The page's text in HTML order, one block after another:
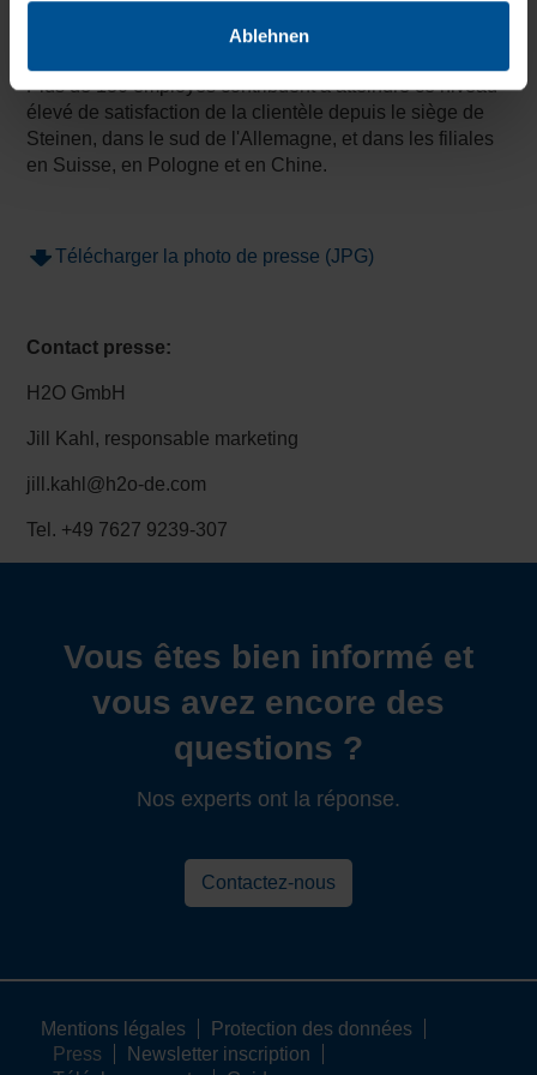
Ablehnen
Depuis l'essaimage de Mannesmann Demag en 1999,
H2O, en tant qu'entreprise gérée par ses propriétaires, a
Plus de 130 employés contribuent à atteindre ce niveau
élevé de satisfaction de la clientèle depuis le siège de
Steinen, dans le sud de l'Allemagne, et dans les filiales
en Suisse, en Pologne et en Chine.
Télécharger la photo de presse (JPG)
Contact presse:
H2O GmbH
Jill Kahl, responsable marketing
jill.kahl@h2o-de.com
Tel. +49 7627 9239-307
Vous êtes bien informé et
vous avez encore des
questions ?
Nos experts ont la réponse.
Contactez-nous
Mentions légales
Protection des données
Press
Newsletter inscription